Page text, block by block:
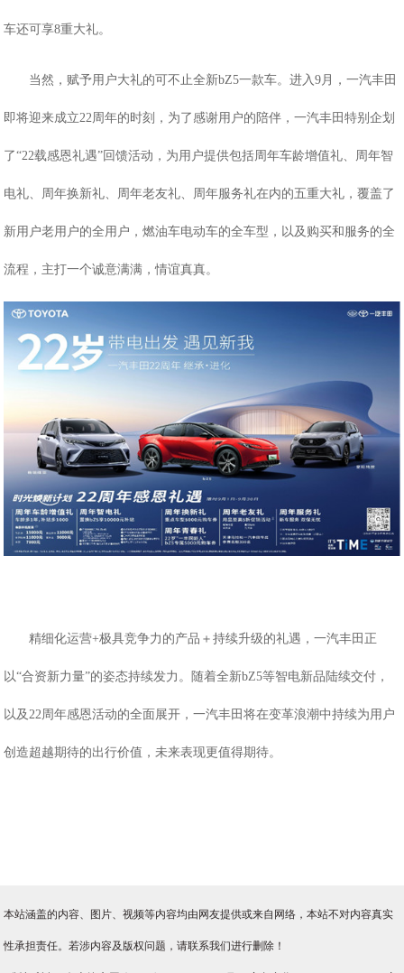
车还可享8重大礼。
当然，赋予用户大礼的可不止全新bZ5一款车。进入9月，一汽丰田
即将迎来成立22周年的时刻，为了感谢用户的陪伴，一汽丰田特别企划
了“22载感恩礼遇”回馈活动，为用户提供包括周年车龄增值礼、周年智
电礼、周年换新礼、周年老友礼、周年服务礼在内的五重大礼，覆盖了
新用户老用户的全用户，燃油车电动车的全车型，以及购买和服务的全
流程，主打一个诚意满满，情谊真真。
精细化运营+极具竞争力的产品＋持续升级的礼遇 ，一汽丰田正
以“合资新力量”的姿态持续发力 。 随着全新bZ5等智电新品陆续交付，
以及22周年感恩活动的全面展开，一汽丰田将在变革浪潮中持续为用户
创造超越期待的出行价值，未来表现更值得期待。
本站涵盖的内容、图片、视频等内容均由网友提供或来自网络，本站不对内容真实
性承担责任。若涉内容及版权问题，请联系我们进行删除！